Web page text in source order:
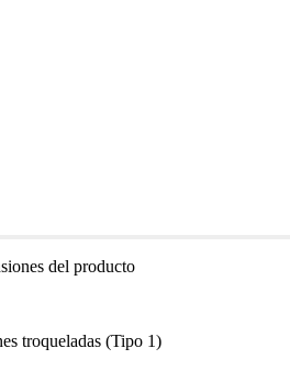
del producto
troqueladas (Tipo 1)